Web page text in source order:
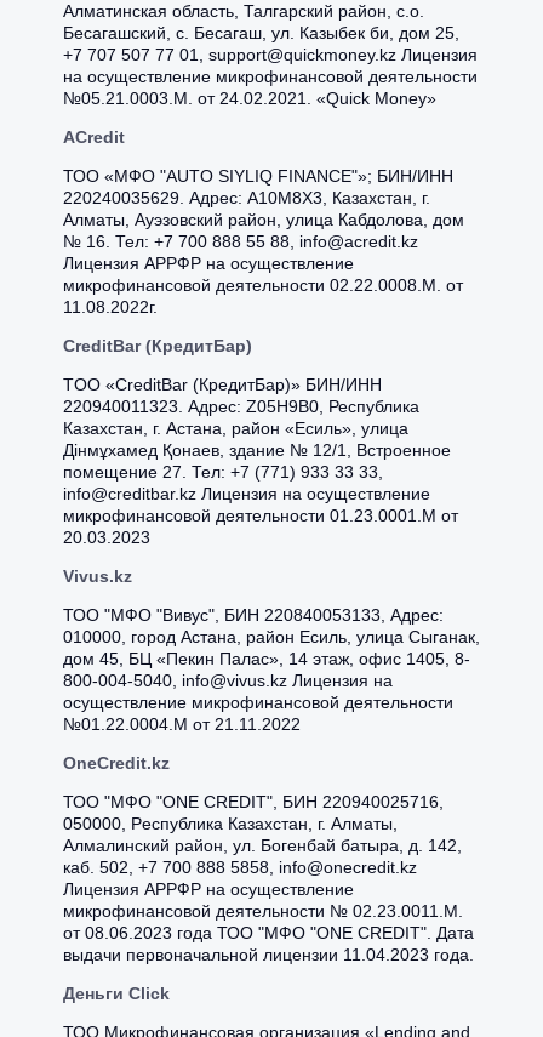
Алматинская область, Талгарский район, с.о.
Бесагашский, с. Бесагаш, ул. Казыбек би, дом 25,
+7 707 507 77 01, support@quickmoney.kz Лицензия
на осуществление микрофинансовой деятельности
№05.21.0003.М. от 24.02.2021. «Quick Money»
ACredit
ТОО «МФО "AUTO SIYLIQ FINANCE"»; БИН/ИНН
220240035629. Адрес: A10M8X3, Казахстан, г.
Алматы, Ауэзовский район, улица Кабдолова, дом
№ 16. Тел: +7 700 888 55 88, info@acredit.kz
Лицензия АРРФР на осуществление
микрофинансовой деятельности 02.22.0008.М. от
11.08.2022г.
CreditBar (КредитБар)
TOO «CreditBar (КредитБар)» БИН/ИНН
220940011323. Адрес: Z05H9B0, Республика
Казахстан, г. Астана, район «Есиль», улица
Дінмұхамед Қонаев, здание № 12/1, Встроенное
помещение 27. Тел: +7 (771) 933 33 33,
info@creditbar.kz Лицензия на осуществление
микрофинансовой деятельности 01.23.0001.M от
20.03.2023
Vivus.kz
ТОО "МФО "Вивус", БИН 220840053133, Адрес:
010000, город Астана, район Есиль, улица Сыганак,
дом 45, БЦ «Пекин Палас», 14 этаж, офис 1405, 8-
800-004-5040, info@vivus.kz Лицензия на
осуществление микрофинансовой деятельности
№01.22.0004.M от 21.11.2022
OneCredit.kz
ТОО "МФО "ONE CREDIT", БИН 220940025716,
050000, Pecпубликa Кaзaxcтaн, г. Aлмaты,
Aлмaлинcкий paйoн, ул. Бoгeнбaй бaтыpa, д. 142,
кaб. 502, +7 700 888 5858, info@onecredit.kz
Лицензия АРРФР на осуществление
микрофинансовой деятельности № 02.23.0011.M.
от 08.06.2023 года ТОО "МФО "ONE CREDIT". Дата
выдачи первоначальной лицензии 11.04.2023 года.
Деньги Click
ТОО Микрофинансовая организация «Lending and